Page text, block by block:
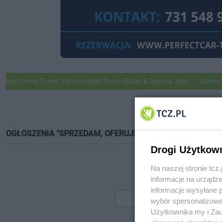
Gminy Tczew. Na początek Shaun Baker & Jessica Jean
OGŁOSZENIA "SPRZEDAM, OFERUJĘ"
Drogi
Na naszej stronie
informacje na
informacje wysyłane
wybór
Użytkownika my i